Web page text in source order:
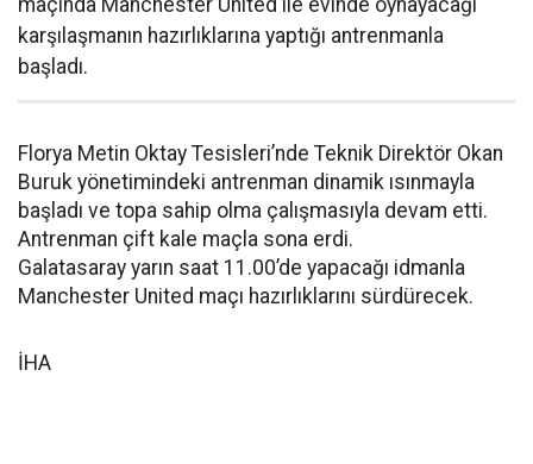
maçında Manchester United ile evinde oynayacağı
karşılaşmanın hazırlıklarına yaptığı antrenmanla
başladı.
Florya Metin Oktay Tesisleri’nde Teknik Direktör Okan
Buruk yönetimindeki antrenman dinamik ısınmayla
başladı ve topa sahip olma çalışmasıyla devam etti.
Antrenman çift kale maçla sona erdi.
Galatasaray yarın saat 11.00’de yapacağı idmanla
Manchester United maçı hazırlıklarını sürdürecek.
İHA